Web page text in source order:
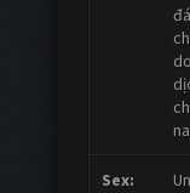
Sex: